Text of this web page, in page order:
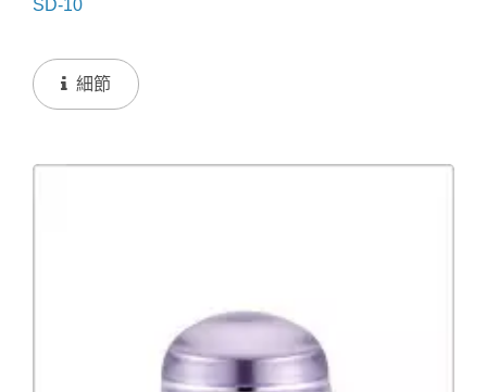
SD-10
細節